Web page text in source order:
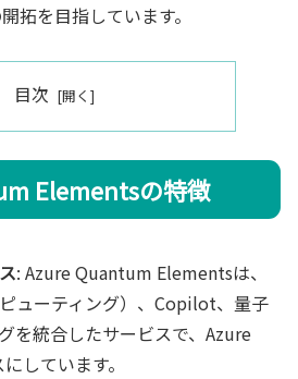
拓を目指しています。
目次
Elementsの特徴
: Azure Quantum Elementsは、
ューティング）、Copilot、量子
を統合したサービスで、Azure
しています。